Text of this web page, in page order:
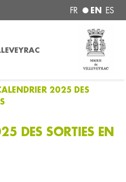
FR EN ES
2025 DES
DES SORTIES EN